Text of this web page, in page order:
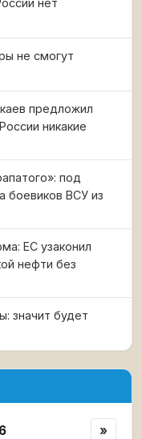
не смогут
предложил
никакие
под
боевиков ВСУ из
ЕС узаконил
нефти без
значит будет
»